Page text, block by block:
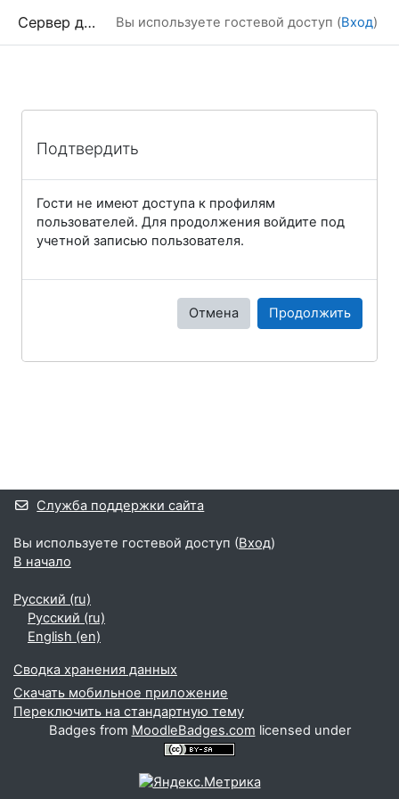
Сервер дистанционного обучения Химического факультета МГУ Вы используете гостевой доступ (Вход)
Подтвердить
Гости не имеют доступа к профилям
пользователей. Для продолжения войдите под
учетной записью пользователя.
Отмена Продолжить
Служба поддержки сайта
Вы используете гостевой доступ (Вход)
В начало
Русский ‎(ru)‎
Русский ‎(ru)‎
English ‎(en)‎
Сводка хранения данных
Скачать мобильное приложение
Переключить на стандартную тему
Badges from MoodleBadges.com licensed under